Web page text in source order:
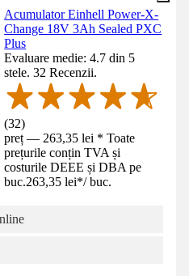
Acumulator Einhell Power-X-
Change 18V 3Ah Sealed PXC
Plus
Evaluare medie: 4.7 din 5
stele. 32 Recenzii.
(32)
preț — 263,35 lei * Toate
prețurile conțin TVA și
costurile DEEE și DBA pe
buc.263,35 lei*/ buc.